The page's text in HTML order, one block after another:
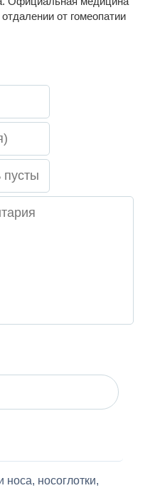
от гомеопатии
носа, носоглотки,